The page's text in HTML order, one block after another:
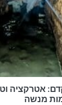
אטרקציה
מנשה